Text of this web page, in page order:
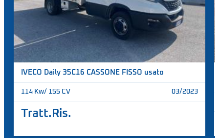
IVECO Daily 35C16 CASSONE FISSO usato
114 Kw/ 155 CV 03/2023
Tratt.Ris.